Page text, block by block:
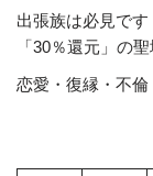
出張族は必見で
「30％還元」の
恋愛・復縁・不